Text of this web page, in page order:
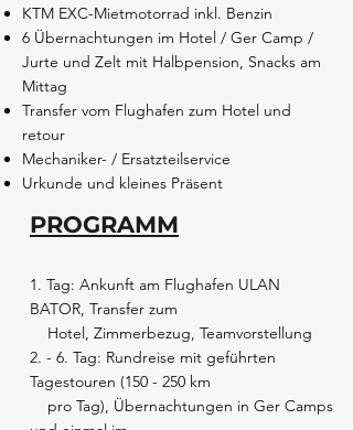
KTM EXC-Mietmotorrad inkl. Benzin
6 Übernachtungen im Hotel / Ger Camp /
Jurte und Zelt mit Halbpension, Snacks am
Mittag
Transfer vom Flughafen zum Hotel und
retour
Mechaniker- / Ersatzteilservice
Urkunde und kleines Präsent
PROGRAMM
1. Tag: Ankunft am Flughafen ULAN
BATOR, Transfer zum
Hotel, Zimmerbezug, Teamvorstellung
2. - 6. Tag: Rundreise mit geführten
Tagestouren (150 - 250 km
pro Tag), Übernachtungen in Ger Camps